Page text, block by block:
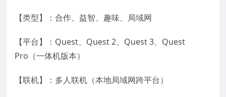
【类型】：合作、益智、趣味、局域网
【平台】：Quest、Quest 2、Quest 3、Quest
Pro（一体机版本）
【联机】：多人联机（本地局域网跨平台）